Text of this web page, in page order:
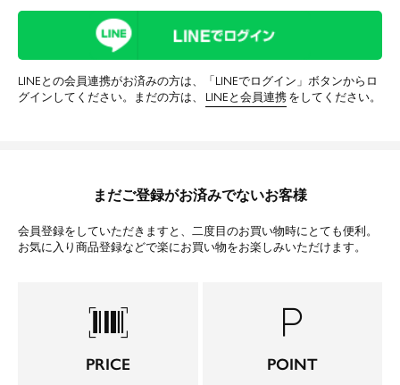
LINEとの会員連携がお済みの方は、「LINEでログイン」ボタンからロ
グインしてください。まだの方は、
LINEと会員連携 をしてください。
まだご登録がお済みでないお客様
会員登録をしていただきますと、二度目のお買い物時にとても便利。
お気に入り商品登録などで楽にお買い物をお楽しみいただけます。
barcode_scanner
PRICE
local_parking
POINT